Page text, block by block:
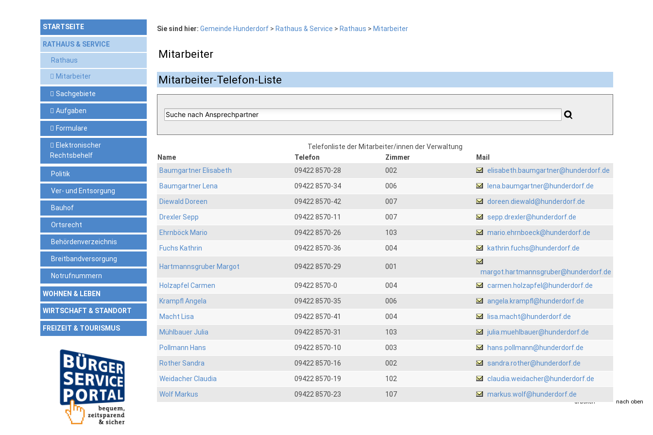
STARTSEITE
RATHAUS & SERVICE
Rathaus
Mitarbeiter
Sachgebiete
Aufgaben
Formulare
Elektronischer
Rechtsbehelf
Politik
Ver- und Entsorgung
Bauhof
Ortsrecht
Behördenverzeichnis
Breitbandversorgung
Notrufnummern
WOHNEN & LEBEN
WIRTSCHAFT & STANDORT
FREIZEIT & TOURISMUS
Sie sind hier: Gemeinde Hunderdorf> Rathaus & Service > Rathaus > Mitarbeiter
Mitarbeiter
Mitarbeiter-Telefon-Liste
Telefonliste der Mitarbeiter/innen der Verwaltung
Name
Telefon Zimmer
Mail
Baumgartner Elisabeth
09422 8570-28 002
elisabeth.baumgartner@hunderdorf.de
Baumgartner Lena
09422 8570-34 006
lena.baumgartner@hunderdorf.de
Diewald Doreen
09422 8570-42 007
doreen.diewald@hunderdorf.de
Drexler Sepp
09422 8570-11 007
sepp.drexler@hunderdorf.de
Ehrnböck Mario
09422 8570-26 103
mario.ehrnboeck@hunderdorf.de
Fuchs Kathrin
09422 8570-36 004 kathrin.fuchs@hunderdorf.de
Hartmannsgruber Margot 09422 8570-29 001
margot.hartmannsgruber@hunderdorf.de
Holzapfel Carmen
09422 8570-0 004
carmen.holzapfel@hunderdorf.de
Krampfl Angela
09422 8570-35 006
angela.krampfl@hunderdorf.de
Macht Lisa
09422 8570-41 004
lisa.macht@hunderdorf.de
Mühlbauer Julia
09422 8570-31 103
julia.muehlbauer@hunderdorf.de
Pollmann Hans
09422 8570-10 003
hans.pollmann@hunderdorf.de
Rother Sandra
09422 8570-16 002
sandra.rother@hunderdorf.de
Weidacher Claudia
09422 8570-19 102
claudia.weidacher@hunderdorf.de
Wolf Markus
09422 8570-23 107 markus.wolf@hunderdorf.de
drucken nach oben